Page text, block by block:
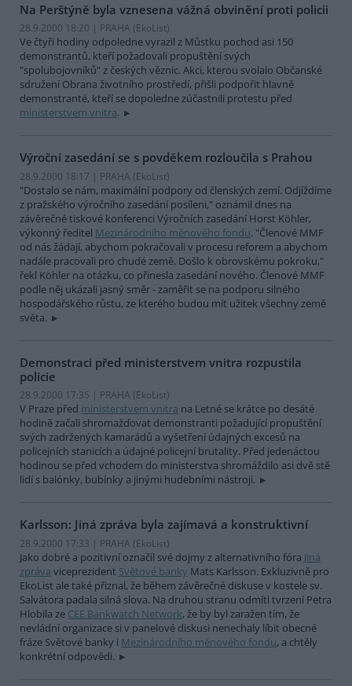
Na Perštýně byla vznesena vážná obvinění proti policii
28.9.2000 18:20 | PRAHA (EkoList)
Ve čtyři hodiny odpoledne vyrazil z Můstku pochod asi 150
demonstrantů, kteří požadovali propuštění svých
"spolubojovníků" z českých věznic. Akci, kterou svolalo Občanské
sdružení Obrana životního prostředí, přišli podpořit hlavně
demonstranté, kteří se dopoledne zúčastnili protestu před
ministerstvem vnitra.
Výroční zasedání se s povděkem rozloučila s Prahou
28.9.2000 18:17 | PRAHA (EkoList)
"Dostalo se nám, maximální podpory od členských zemí. Odjíždíme
z pražského výročního zasedání posíleni," oznámil dnes na
závěrečné tiskové konferenci Výročních zasedání Horst Köhler,
výkonný ředitel Mezinárodního měnového fondu. "Členové MMF
od nás žádají, abychom pokračovali v procesu reforem a abychom
nadále pracovali pro chudé země. Došlo k obrovskému pokroku,"
řekl Köhler na otázku, co přinesla zasedání nového. Členové MMF
podle něj ukázali jasný směr - zaměřit se na podporu silného
hospodářského růstu, ze kterého budou mít užitek všechny země
světa.
Demonstraci před ministerstvem vnitra rozpustila
policie
28.9.2000 17:35 | PRAHA (EkoList)
V Praze před ministerstvem vnitra na Letné se krátce po desáté
hodině začali shromažďovat demonstranti požadující propuštění
svých zadržených kamarádů a vyšetření údajných excesů na
policejních stanicích a údajné policejní brutality. Před jedenáctou
hodinou se před vchodem do ministerstva shromáždilo asi dvě stě
lidí s balónky, bubínky a jinými hudebními nástroji.
Karlsson: Jiná zpráva byla zajímavá a konstruktivní
28.9.2000 17:33 | PRAHA (EkoList)
Jako dobré a pozitivní označil své dojmy z alternativního fóra Jiná
zpráva viceprezident Světové banky Mats Karlsson. Exkluzivně pro
EkoList ale také přiznal, že během závěrečné diskuse v kostele sv.
Salvátora padala silná slova. Na druhou stranu odmítl tvrzení Petra
Hlobila ze CEE Bankwatch Network, že by byl zaražen tím, že
nevládní organizace si v panelové diskusi nenechaly líbit obecné
fráze Světové banky i Mezinárodního měnového fondu, a chtěly
konkrétní odpovědi.